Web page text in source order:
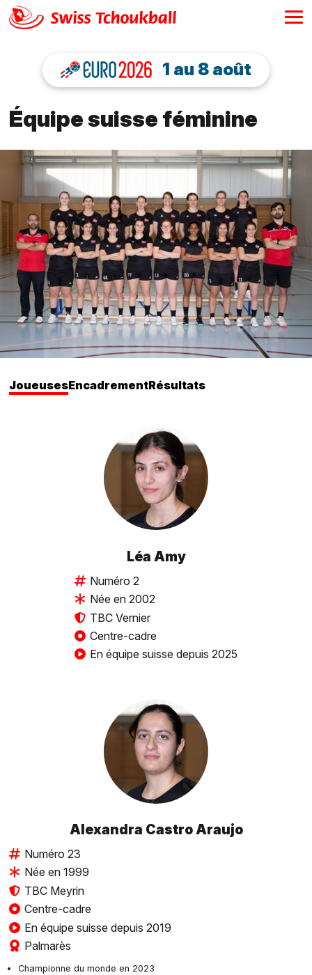
1 au 8 août
Équipe suisse féminine
JoueusesEncadrementRésultats
Léa Amy
Numéro 2
Née en 2002
TBC Vernier
Centre-cadre
En équipe suisse depuis 2025
Alexandra Castro Araujo
Numéro 23
Née en 1999
TBC Meyrin
Centre-cadre
En équipe suisse depuis 2019
Palmarès
Championne du monde en 2023